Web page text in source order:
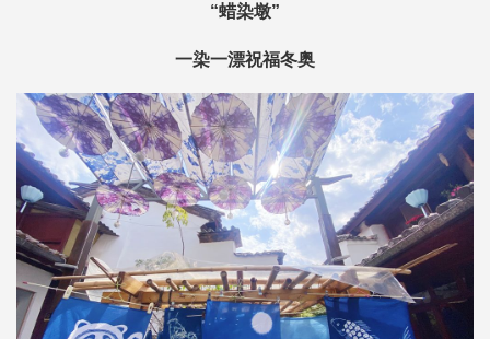
“蜡染墩”
一染一漂祝福冬奥